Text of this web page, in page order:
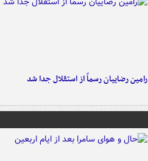
رامین رضاییان رسماً از استقلال جدا شد